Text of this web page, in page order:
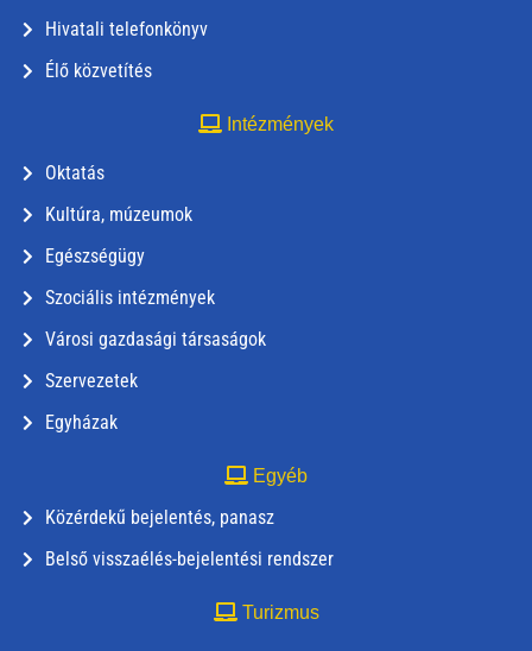
Hivatali telefonkönyv
Élő közvetítés
Intézmények
Oktatás
Kultúra, múzeumok
Egészségügy
Szociális intézmények
Városi gazdasági társaságok
Szervezetek
Egyházak
Egyéb
Közérdekű bejelentés, panasz
Belső visszaélés-bejelentési rendszer
Turizmus